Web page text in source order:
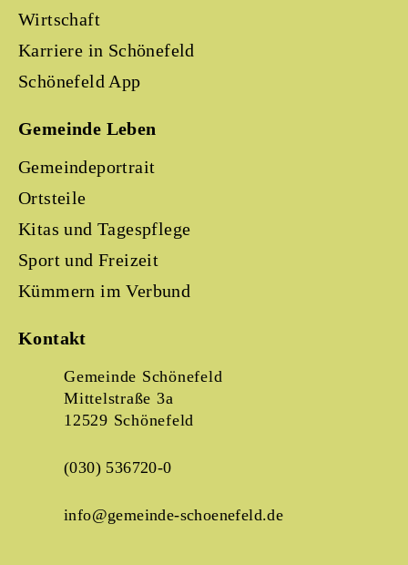
Wirtschaft
Karriere in Schönefeld
Schönefeld App
Gemeinde Leben
Gemeindeportrait
Ortsteile
Kitas und Tagespflege
Sport und Freizeit
Kümmern im Verbund
Kontakt
Gemeinde Schönefeld
Mittelstraße 3a
12529 Schönefeld
(030) 536720-0
info@gemeinde-schoenefeld.de